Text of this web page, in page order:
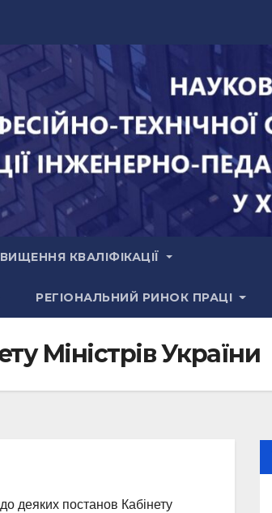
КВАЛІФІКАЦІЇ
РЕГІОНАЛЬНИЙ РИНОК ПРАЦІ
Міністрів України
деяких постанов Кабінету